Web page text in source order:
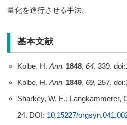
量化を進行させる手法。
基本文献
Kolbe, H. Ann. 1848, 64, 339. doi:
Kolbe, H. Ann. 1849, 69, 257. doi:
Sharkey, W. H.; Langkammerer,
24. DOI: 10.15227/